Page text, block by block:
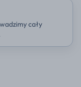
cały